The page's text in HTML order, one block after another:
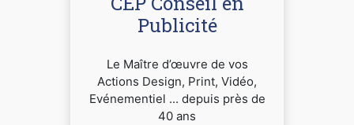
Publicité
Le Maître d’œuvre de vos
Actions Design, Print, Vidéo,
Evénementiel ... depuis près de
40 ans